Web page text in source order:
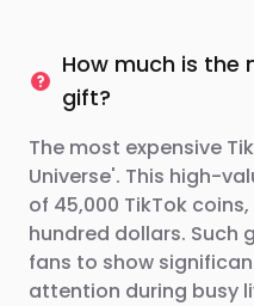
How much is the
gift?
The most expensive
Universe'. This high-
of 45,000 TikTok
hundred dollars. Such
fans to show
attention during busy